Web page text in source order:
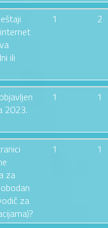
ili
1 2
2023.
1 1
za
za
1 1